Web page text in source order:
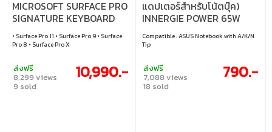
MICROSOFT SURFACE PRO
SIGNATURE KEYBOARD
WITH SLIM PEN2 (BLACK)
(COPILOT KEY)
• Surface Pro 11 • Surface Pro 9 • Surface
Pro 8 • Surface Pro X
ส่งฟรี
8,299 views
9 sold
10,990.-
แดปเตอร์สำหรับโน้ตบุ๊ค)
INNERGIE POWER 65W
FOR ASUS (ADP-65DW-
LZUE)
Compatible : ASUS Notebook with A/K/N
Tip
ส่งฟรี
7,088 views
18 sold
790.-